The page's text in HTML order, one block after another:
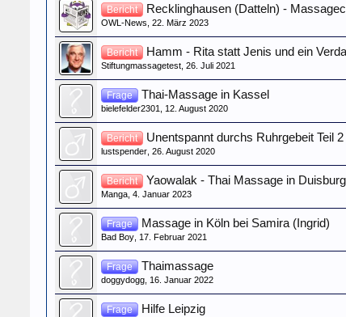
Bericht Recklinghausen (Datteln) -
OWL-News 22. März 2023
Bericht Hamm - Rita statt Jenis und ein
Stiftungmassagetest 26. Juli 2021
Frage Thai-Massage in Kassel
bielefelder2301 12. August 2020
Bericht Unentspannt durchs Ruhrgebeit Teil 2
lustspender 26. August 2020
Bericht Yaowalak - Thai Massage in Duisburg
Manga 4. Januar 2023
Frage Massage in Köln bei Samira (Ingrid)
Bad Boy 17. Februar 2021
Frage Thaimassage
doggydogg 16. Januar 2022
Frage Hilfe Leipzig